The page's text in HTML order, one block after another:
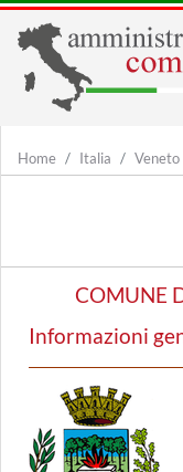
Home Italia Veneto
COMUNE
Informazioni